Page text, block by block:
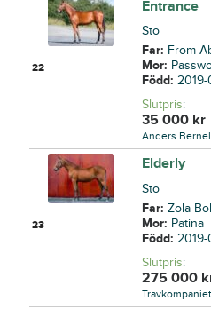
22
Entrance
Sto
Far: From
Mor:
Född:2019-
Slutpris:
35 000 kr
Anders
23
Elderly
Sto
Far:Zola
Mor: Patina
Född:
Slutpris:
275 000
Travkompaniet